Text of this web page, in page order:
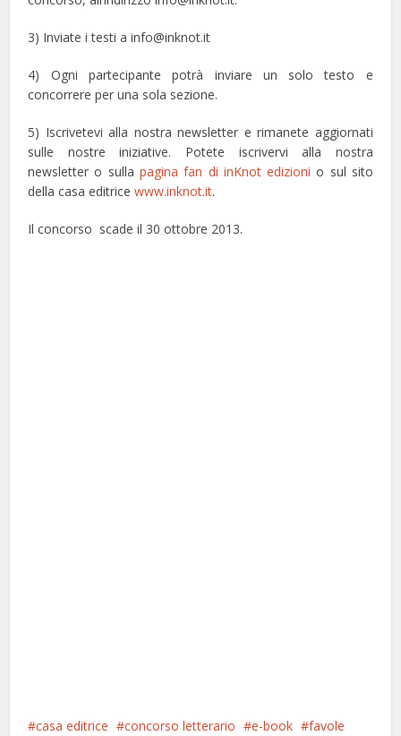
3) Inviate i testi a info@inknot.it
4) Ogni partecipante potrà inviare un solo testo e
concorrere per una sola sezione.
5) Iscrivetevi alla nostra newsletter e rimanete aggiornati
sulle nostre iniziative. Potete iscrivervi alla nostra
newsletter o sulla pagina fan di inKnot edizionio sul sito
della casa editricewww.inknot.it.
Il concorso scade il 30 ottobre 2013.
casa editrice concorso letterario e-book
favole